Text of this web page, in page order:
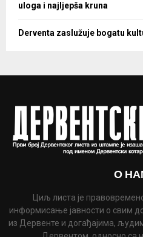
uloga i najljepša kruna
Derventa zaslužuje bogatu
О
Циљ листа је
информисање јавности о свим
из Дервенте и догађајима,